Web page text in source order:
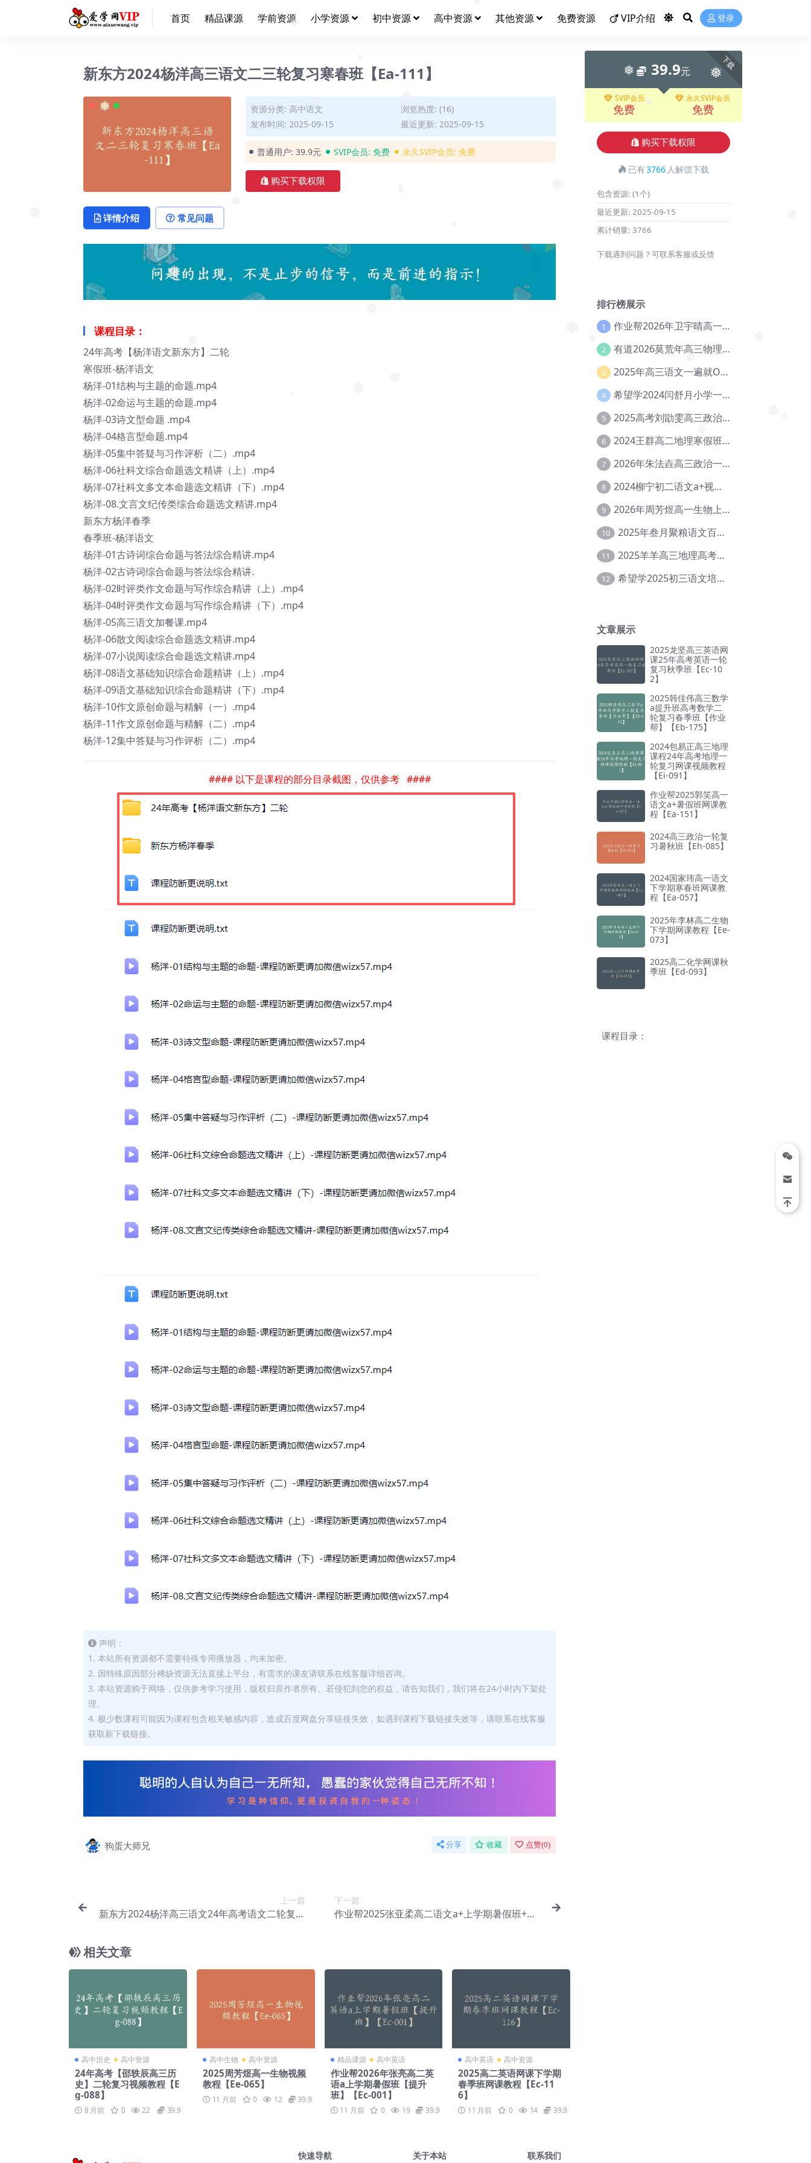
❅
❅
❅
❅
❅
❅ ❅
❅
❅
❅
首页 精品课源 学前资源 小学资源 初中资源 高中资源 其他资源 免费资源 VIP介绍 登录
新东方2024杨洋高三语文二三轮复习寒春班【Ea-111】
资源分类: 高中语文
浏览热度: (16)
发布时间: 2025-09-15
最近更新: 2025-09-15
普通用户: 39.9元 SVIP会员: 免费 永久SVIP会员: 免费
购买下载权限
详情介绍 常见问题
课程目录：
24年高考【杨洋语文新东方】二轮
寒假班-杨洋语文
杨洋-01结构与主题的命题.mp4
杨洋-02命运与主题的命题.mp4
杨洋-03诗文型命题 .mp4
杨洋-04格言型命题.mp4
杨洋-05集中答疑与习作评析（二）.mp4
杨洋-06社科文综合命题选文精讲（上）.mp4
杨洋-07社科文多文本命题选文精讲（下）.mp4
杨洋-08.文言文纪传类综合命题选文精讲.mp4
新东方杨洋春季
春季班-杨洋语文
杨洋-01古诗词综合命题与答法综合精讲.mp4
杨洋-02古诗词综合命题与答法综合精讲.
杨洋-02时评类作文命题与写作综合精讲（上）.mp4
杨洋-04时评类作文命题与写作综合精讲（下）.mp4
杨洋-05高三语文加餐课.mp4
杨洋-06散文阅读综合命题选文精讲.mp4
杨洋-07小说阅读综合命题选文精讲.mp4
杨洋-08语文基础知识综合命题精讲（上）.mp4
杨洋-09语文基础知识综合命题精讲（下）.mp4
杨洋-10作文原创命题与精解（一）‎.mp4
杨洋-11作文原创命题与精解（二）‎.mp4
杨洋-12集中答疑与习作评析（二）.mp4
#### 以下是课程的部分目录截图，仅供参考 ####
声明：
1. 本站所有资源都不需要特殊专用播放器，均未加密。
2. 因特殊原因部分稀缺资源无法直接上平台，有需求的课友请联系在线客服详细咨询。
3. 本站资源购于网络，仅供参考学习使用，版权归原作者所有。若侵犯到您的权益，请告知我们，我们将在24小时内下架处
理。
4. 极少数课程可能因为课程包含相关敏感内容，造成百度网盘分享链接失效，如遇到课程下载链接失效等，请联系在线客服
获取新下载链接。
狗蛋大师兄 分享 收藏 点赞(0)
上一篇
新东方2024杨洋高三语文24年高考语文二轮复习
下一篇
作业帮2025张亚柔高二语文a+上学期暑假班+秋
相关文章
高中历史 高中资源
24年高考【邵轶辰高三历
史】二轮复习视频教程【E
g-088】
8 月前 0 22 39.9
高中生物 高中资源
2025周芳煜高一生物视频
教程【Ee-065】
11 月前 0 12 39.9
精品课源 高中英语
作业帮2026年张亮高二英
语a上学期暑假班【提升
班】【Ec-001】
11 月前 0 19 39.9
高中英语 高中资源
2025高二英语网课下学期
春季班网课教程【Ec-11
6】
11 月前 0 14 39.9
下载
39.9元
SVIP会员
免费
永久SVIP会员
免费
购买下载权限
已有3766 人解锁下载
包含资源: (1个)
最近更新: 2025-09-15
累计销量: 3766
下载遇到问题？可联系客服或反馈
排行榜展示
1 作业帮2026年卫宇晴高一英语s上学期暑假班【冲顶班】【Ec-003】
2 有道2026莫荒年高三物理一轮复习暑假班网课教程【Ef-044】
3 2025年高三语文一遍就OK高中语文体系课【Ea-028】
4 希望学2024闫舒月小学一年级英语视频教程+讲义【Cc-004】
5 2025高考刘勖雯高三政治三轮复习网课教程【Eh-061】
6 2024王群高二地理寒假班教程【Ei-075】
7 2026年朱法垚高三政治一轮复习暑假班【Eh-041】
8 2024柳宁初二语文a+视频教程+课堂笔记+讲义（暑假班+秋季班）【Da-003】
9 2026年周芳煜高一生物上学期网课教程【Ee-056】
10 2025年叁月聚粮语文百日冲刺｜荡平玄学诅咒【Ea-001】
11 2025羊羊高三地理高考复习视频教程+讲义【Ei-051】
12 希望学2025初三语文培训班秋上A+班（秋上·全国版·A+）【Da-031】
文章展示
2025龙坚高三英语网
课25年高考英语一轮
复习秋季班【Ec-10
2】
2025韩佳伟高三数学
a提升班高考数学二
轮复习春季班【作业
帮】【Eb-175】
2024包易正高三地理
课程24年高考地理一
轮复习网课视频教程
【Ei-091】
作业帮2025郭笑高一
语文a+暑假班网课教
程【Ea-151】
2024高三政治一轮复
习暑秋班【Eh-085】
2024国家玮高一语文
下学期寒春班网课教
程【Ea-057】
2025年李林高二生物
下学期网课教程【Ee-
073】
2025高二化学网课秋
季班【Ed-093】
课程目录：
快速导航 关于本站 联系我们